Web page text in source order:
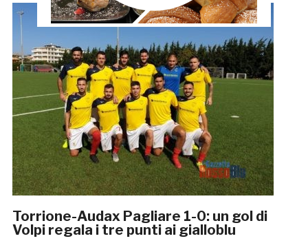
Torrione-Audax Pagliare 1-0: un gol di
Volpi regala i tre punti ai gialloblu